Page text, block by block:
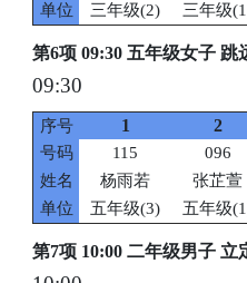
单位
三年级(2) 三年级
第6项 09:30 五年级女子 跳
09:30
序号 1 2
号码 115 096
姓名
杨雨若 张芷萱
单位
五年级(3) 五年级
第7项 10:00 二年级男子 立